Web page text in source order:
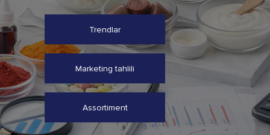
Trendlar
Marketing tahlili
Assortiment